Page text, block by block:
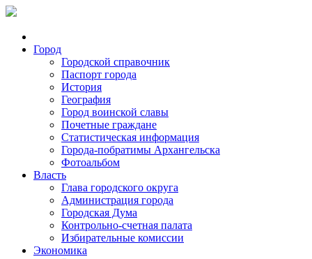
Город
Городской справочник
Паспорт города
История
География
Город воинской славы
Почетные граждане
Статистическая информация
Города-побратимы Архангельска
Фотоальбом
Власть
Глава городского округа
Администрация города
Городская Дума
Контрольно-счетная палата
Избирательные комиссии
Экономика